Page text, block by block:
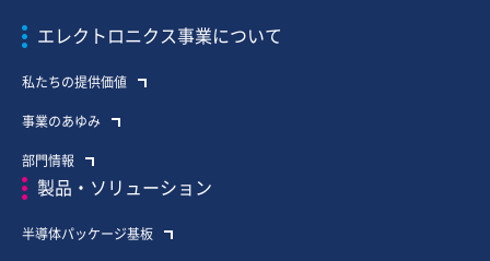
エレクトロニクス事業について
私たちの提供価値
事業のあゆみ
部門情報
製品・ソリューション
半導体パッケージ基板